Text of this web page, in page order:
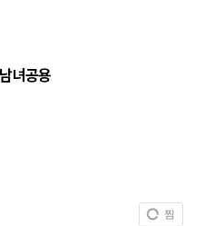
녀공용
찜